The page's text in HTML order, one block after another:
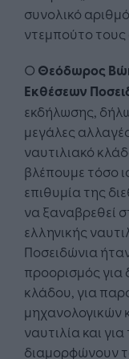
συνολικό
ντεμπούτο τους
Ο Θεόδωρος
Εκθέσεων
εκδήλωσης,
μεγάλες
ναυτιλιακό
βλέπουμε τόσο
επιθυμία της
να ξαναβρεθεί
ελληνικής
Ποσειδώνια
προορισμός για
κλάδου, για
μηχανολογικών
ναυτιλία και
διαμορφώνουν